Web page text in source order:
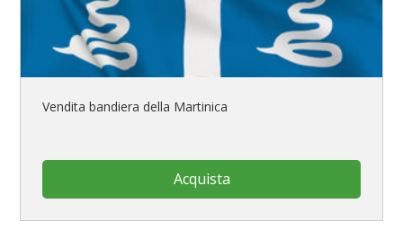
Vendita bandiera della Martinica
Acquista